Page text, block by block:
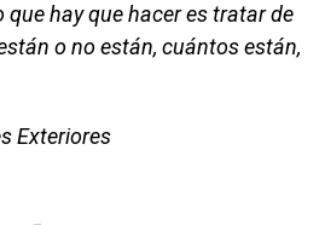
que hay que hacer es tratar de
o no están, cuántos están,
Exteriores